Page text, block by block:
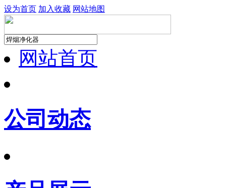
设为首页 加入收藏 网站地图
网站首页
公司动态